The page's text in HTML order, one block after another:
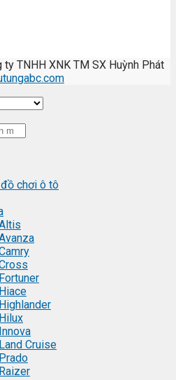
TNHH XNK TM SX Huỳnh Phát
chơi ô tô
Cruise